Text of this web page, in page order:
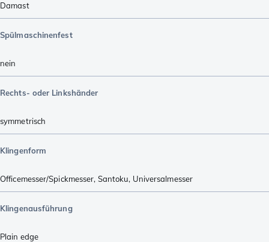
Damast
Spülmaschinenfest
nein
Rechts- oder Linkshänder
symmetrisch
Klingenform
Officemesser/Spickmesser, Santoku, Universalmesser
Klingenausführung
Plain edge